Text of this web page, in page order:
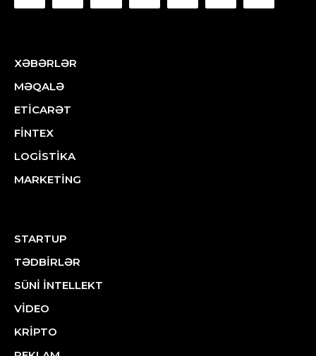
XƏBƏRLƏR
MƏQALƏ
ETİCARƏT
FİNTEX
LOGİSTİKA
MARKETİNG
STARTUP
TƏDBİRLƏR
SÜNİ İNTELLEKT
VİDEO
KRİPTO